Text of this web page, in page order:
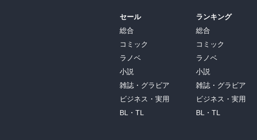
セール
総合
コミック
ラノベ
小説
雑誌・グラビア
ビジネス・実用
BL・TL
ランキング
総合
コミック
ラノベ
小説
雑誌・グラビア
ビジネス・実用
BL・TL